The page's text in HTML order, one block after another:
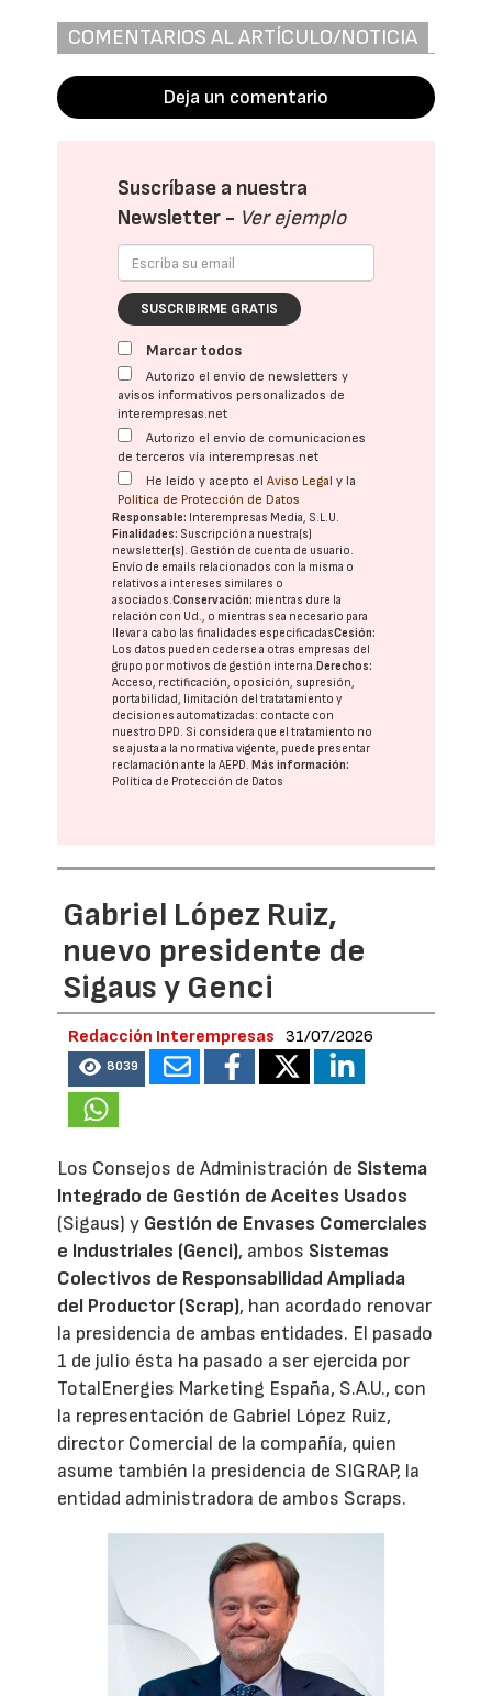
COMENTARIOS AL ARTÍCULO/NOTICIA
Deja un comentario
Suscríbase a nuestra
Newsletter - Ver ejemplo
SUSCRIBIRME GRATIS
Marcar todos
Autorizo el envío de newsletters y
avisos informativos personalizados de
interempresas.net
Autorizo el envío de comunicaciones
de terceros vía interempresas.net
He leído y acepto elAviso Legal y la
Política de Protección de Datos
Responsable: Interempresas Media, S.L.U.
Finalidades: Suscripción a nuestra(s)
newsletter(s). Gestión de cuenta de usuario.
Envío de emails relacionados con la misma o
relativos a intereses similares o
asociados.Conservación: mientras dure la
relación con Ud., o mientras sea necesario para
llevar a cabo las finalidades especificadasCesión:
Los datos pueden cederse a otras empresas del
grupo por motivos de gestión interna. Derechos:
Acceso, rectificación, oposición, supresión,
portabilidad, limitación del tratatamiento y
decisiones automatizadas: contacte con
nuestro DPD. Si considera que el tratamiento no
se ajusta a la normativa vigente, puede presentar
reclamación ante laAEPD. Más información:
Política de Protección de Datos
Gabriel López Ruiz,
nuevo presidente de
Sigaus y Genci
Redacción Interempresas 31/07/2026
8039
Los Consejos de Administración de Sistema
Integrado de Gestión de Aceites Usados
(Sigaus) y Gestión de Envases Comerciales
e Industriales (Genci), ambos Sistemas
Colectivos de Responsabilidad Ampliada
del Productor (Scrap), han acordado renovar
la presidencia de ambas entidades. El pasado
1 de julio ésta ha pasado a ser ejercida por
TotalEnergies Marketing España, S.A.U., con
la representación de Gabriel López Ruiz,
director Comercial de la compañía, quien
asume también la presidencia de SIGRAP, la
entidad administradora de ambos Scraps.